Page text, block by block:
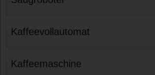
Kaffeevollautomat
Kaffeemaschine